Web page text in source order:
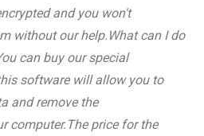
and you won't
without our help.What can I do
can buy our special
software will allow you to
and remove the
computer.The price for the